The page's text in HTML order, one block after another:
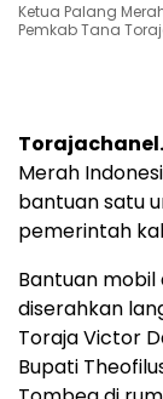
Ketua Palang
Pemkab Tana
Merah
bantuan satu
pemerintah
Bantuan
diserahkan
Toraja Victor
Bupati